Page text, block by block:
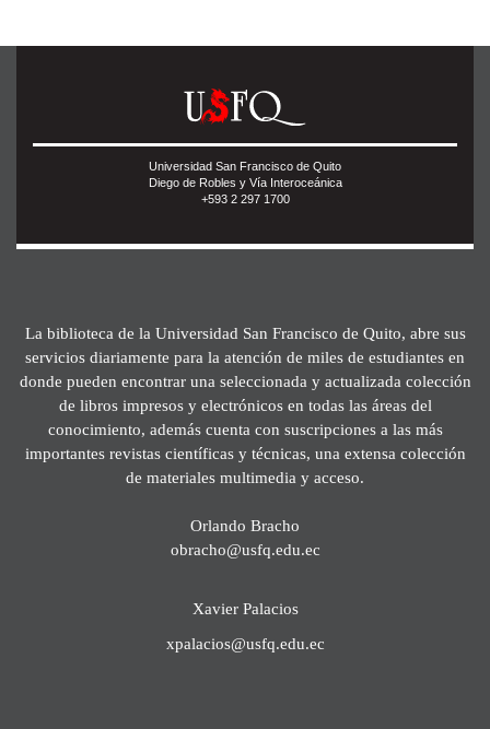
Universidad San Francisco de Quito
Diego de Robles y Vía Interoceánica
+593 2 297 1700
La biblioteca de la Universidad San Francisco de Quito, abre sus
servicios diariamente para la atención de miles de estudiantes en
donde pueden encontrar una seleccionada y actualizada colección
de libros impresos y electrónicos en todas las áreas del
conocimiento, además cuenta con suscripciones a las más
importantes revistas científicas y técnicas, una extensa colección
de materiales multimedia y acceso.
Orlando Bracho
obracho@usfq.edu.ec
Xavier Palacios
xpalacios@usfq.edu.ec